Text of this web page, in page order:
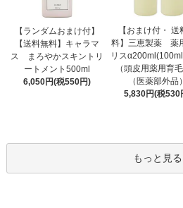
【ランダムおまけ付】
【送料無料】キャラマ
ス まろやかスキントリ
ートメント500ml
6,050円(税550円)
【おまけ付・ 送
料】三恵製薬 薬
リス
（頭皮用薬用育毛
（医薬部外品）
5,830円(税530
もっと見る